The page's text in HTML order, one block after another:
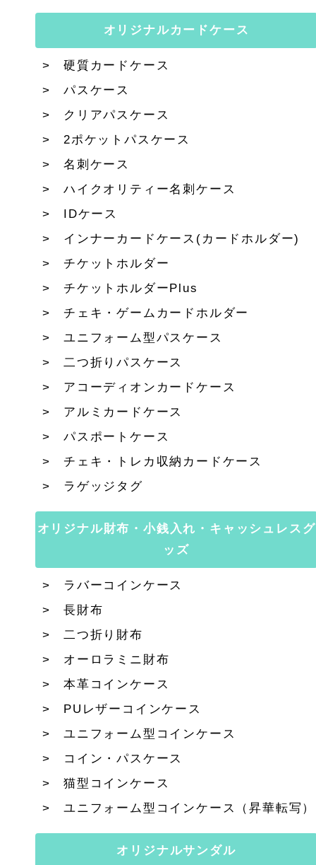
オリジナルカードケース
硬質カードケース
パスケース
クリアパスケース
2ポケットパスケース
名刺ケース
ハイクオリティー名刺ケース
IDケース
インナーカードケース(カードホルダー)
チケットホルダー
チケットホルダーPlus
チェキ・ゲームカードホルダー
ユニフォーム型パスケース
二つ折りパスケース
アコーディオンカードケース
アルミカードケース
パスポートケース
チェキ・トレカ収納カードケース
ラゲッジタグ
オリジナル財布・小銭入れ・キャッシュレスグ
ッズ
ラバーコインケース
長財布
二つ折り財布
オーロラミニ財布
本革コインケース
PUレザーコインケース
ユニフォーム型コインケース
コイン・パスケース
猫型コインケース
ユニフォーム型コインケース（昇華転写）
オリジナルサンダル